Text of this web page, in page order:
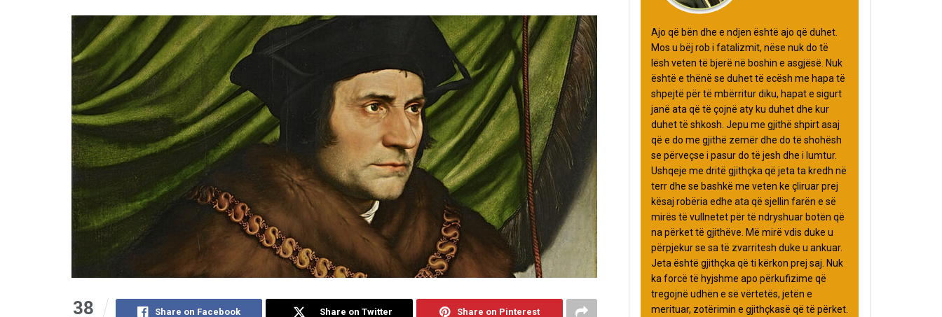
38 Share on Facebook Share on Twitter Share on Pinterest
Ajo që bën dhe e ndjen është ajo që duhet.
Mos u bëj rob i fatalizmit, nëse nuk do të
lësh veten të bjerë në boshin e asgjësë. Nuk
është e thënë se duhet të ecësh me hapa të
shpejtë për të mbërritur diku, hapat e sigurt
janë ata që të çojnë aty ku duhet dhe kur
duhet të shkosh. Jepu me gjithë shpirt asaj
që e do me gjithë zemër dhe do të shohësh
se përveçse i pasur do të jesh dhe i lumtur.
Ushqeje me dritë gjithçka që jeta ta kredh në
terr dhe se bashkë me veten ke çliruar prej
kësaj robëria edhe ata që sjellin farën e së
mirës të vullnetet për të ndryshuar botën që
na përket të gjithëve. Më mirë vdis duke u
përpjekur se sa të zvarritesh duke u ankuar.
Jeta është gjithçka që ti kërkon prej saj. Nuk
ka forcë të hyjshme apo përkufizime që
tregojnë udhën e së vërtetës, jetën e
merituar, zotërimin e gjithçkasë që të përket.